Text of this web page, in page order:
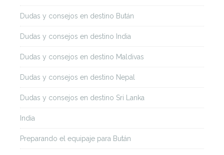
Dudas y consejos en destino Bután
Dudas y consejos en destino India
Dudas y consejos en destino Maldivas
Dudas y consejos en destino Nepal
Dudas y consejos en destino Sri Lanka
India
Preparando el equipaje para Bután